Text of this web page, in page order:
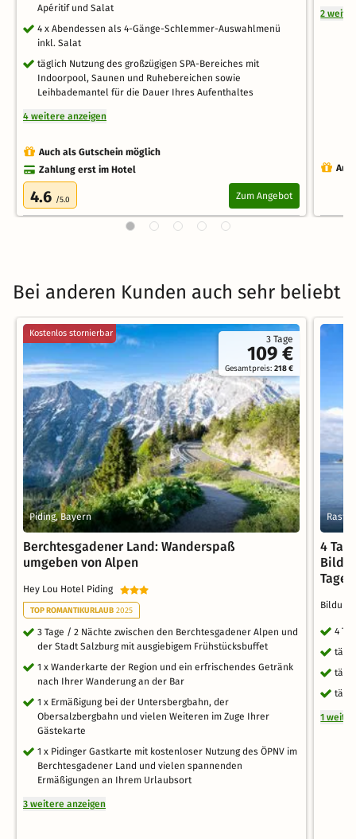
Apéritif und Salat
4 x Abendessen als 4-Gänge-Schlemmer-Auswahlmenü
inkl. Salat
täglich Nutzung des großzügigen SPA-Bereiches mit
Indoorpool, Saunen und Ruhebereichen sowie
Leihbademantel für die Dauer Ihres Aufenthaltes
4 weitere anzeigen
Auch als Gutschein möglich
Zahlung erst im Hotel
4.6 /5.0 Zum Angebot
2
Bei anderen Kunden auch sehr beliebt
3 Tage
109 €
Gesamtpreis:218 €
Kostenlos stornierbar
Piding, Bayern
Berchtesgadener Land: Wanderspaß
umgeben von Alpen
Hey Lou Hotel Piding
TOP ROMANTIKURLAUB 2025
3 Tage / 2 Nächte zwischen den Berchtesgadener Alpen und
der Stadt Salzburg mit ausgiebigem Frühstücksbuffet
1 x Wanderkarte der Region und ein erfrischendes Getränk
nach Ihrer Wanderung an der Bar
1 x Ermäßigung bei der Untersbergbahn, der
Obersalzbergbahn und vielen Weiteren im Zuge Ihrer
Gästekarte
1 x Pidinger Gastkarte mit kostenloser Nutzung des ÖPNV im
Berchtesgadener Land und vielen spannenden
Ermäßigungen an Ihrem Urlaubsort
3 weitere anzeigen
4
Tagen
4
1